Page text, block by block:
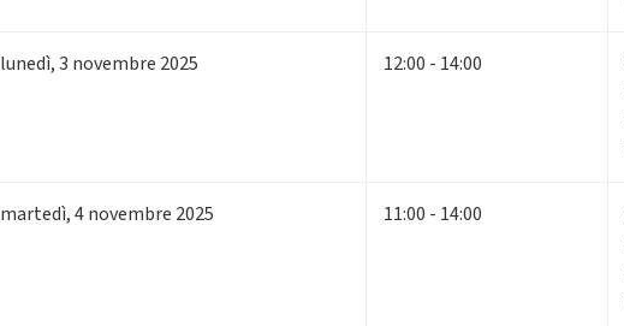
lunedì,3 novembre 2025 12:00 - 14:00
martedì,4novembre 2025 11:00 - 14:00